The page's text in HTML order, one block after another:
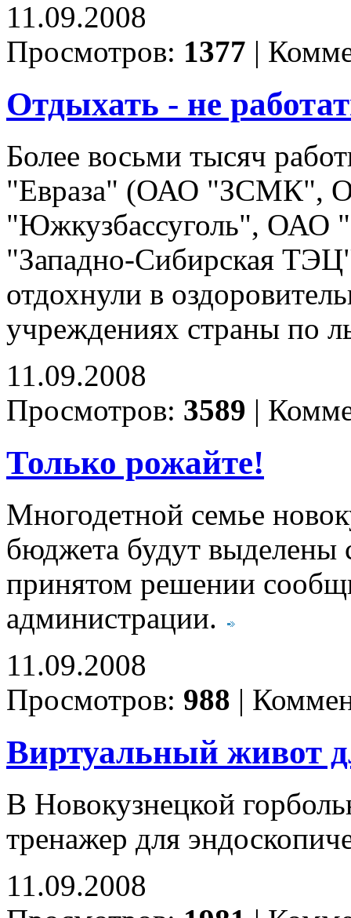
11.09.2008
Просмотров: 1377 |
Отдыхать - не
Более восьми тысяч
"Евраза" (ОАО
"Южкузбассуголь", ОАО
"Западно-Сибирская
отдохнули в
учреждениях страны по
11.09.2008
Просмотров: 3589 |
Только рожайте!
Многодетной семье
бюджета будут выделены
принятом решении
администрации.
11.09.2008
Просмотров: 988 |
Виртуальный живот
В Новокузнецкой
тренажер для
11.09.2008